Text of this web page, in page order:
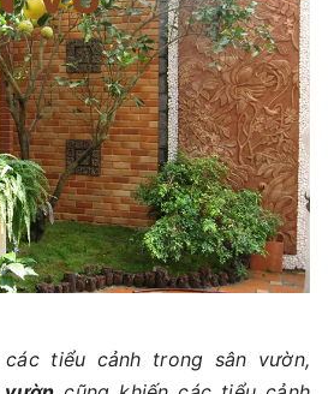
tiểu cảnh trong sân vườn,